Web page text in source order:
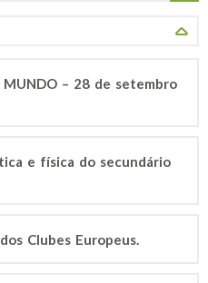
– 28 de setembro
e física do secundário
Clubes Europeus.